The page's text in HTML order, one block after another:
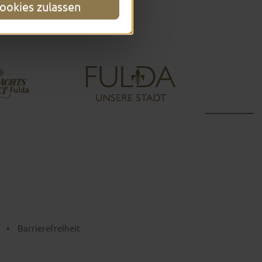
zulassen
• Barrierefreiheit